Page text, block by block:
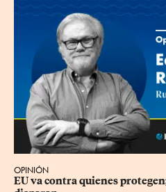
OPINIÓN
EU va contra quienes